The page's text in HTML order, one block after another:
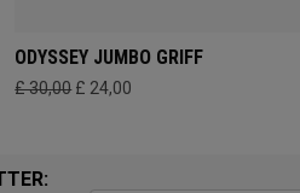
ODYSSEY JUMBO GRIFF
£ 30,00 £ 24,00